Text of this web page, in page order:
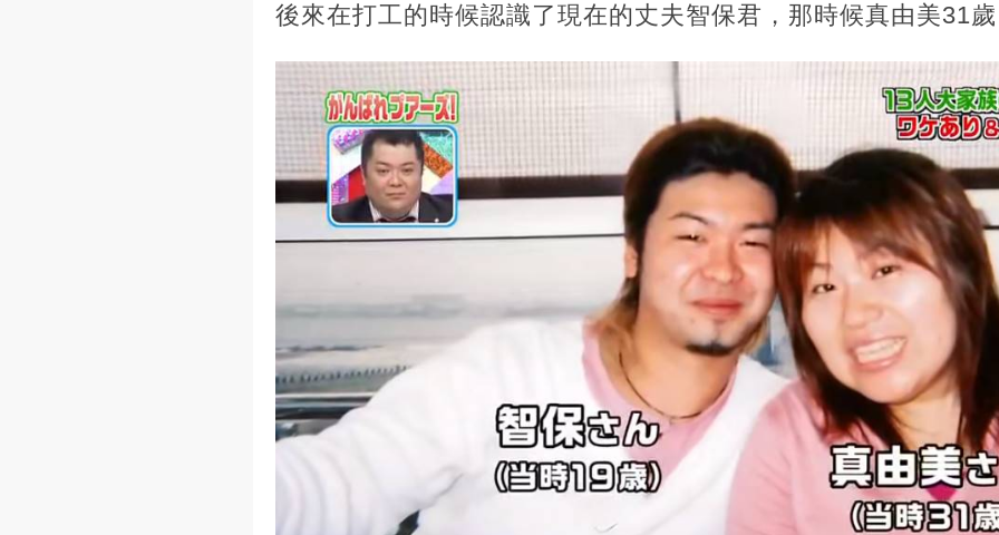
後來在打工的時候認識了現在的丈夫智保君，那時候真由美31